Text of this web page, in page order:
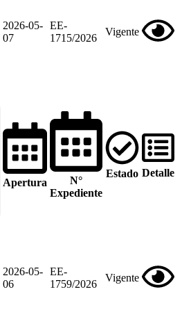
2026-05-
07
EE-
1715/2026
Vigente
Apertura
N°
Expediente
Estado Detalle
2026-05-
06
EE-
1759/2026
Vigente